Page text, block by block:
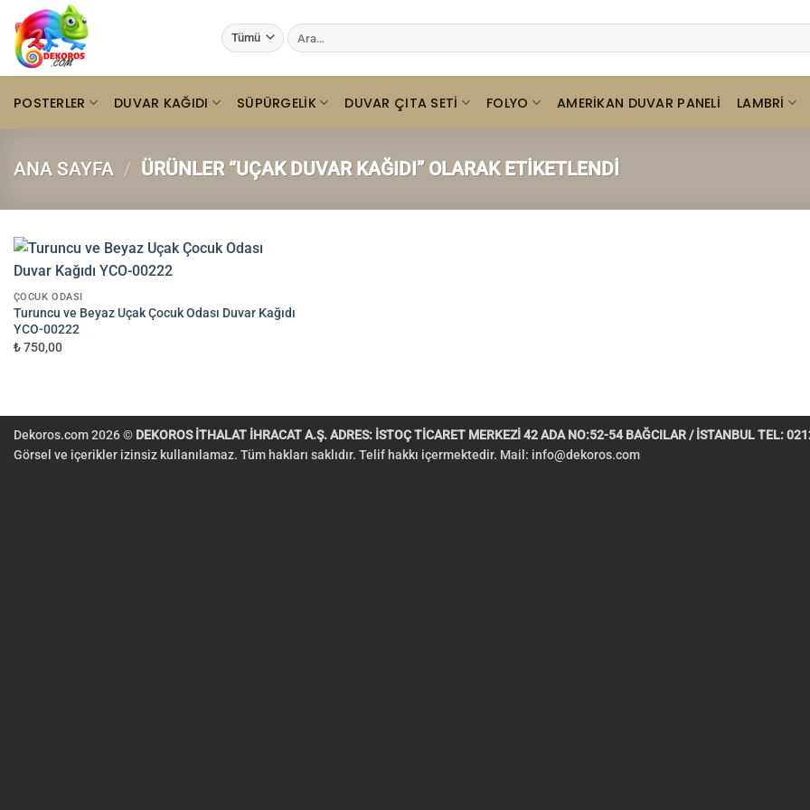
İçeriğe
atla
Ara:
POSTERLER DUVAR KAĞIDI SÜPÜRGELIK DUVAR ÇITA SETI FOLYO AMERIKAN DUVAR PANELI LAMBRI
ANA SAYFA / ÜRÜNLER “UÇAK DUVAR KAĞIDI” OLARAK ETIKETLENDI
ÇOCUK ODASI
Turuncu ve Beyaz Uçak Çocuk Odası Duvar Kağıdı
YCO-00222
₺ 750,00
Dekoros.com 2026 © DEKOROS İTHALAT İHRACAT A.Ş. ADRES: İSTOÇ TİCARET MERKEZİ 42 ADA NO:52-54 BAĞCILAR / İSTANBUL TEL:
Görsel ve içerikler izinsiz kullanılamaz. Tüm hakları saklıdır. Telif hakkı içermektedir. Mail: info@dekoros.com